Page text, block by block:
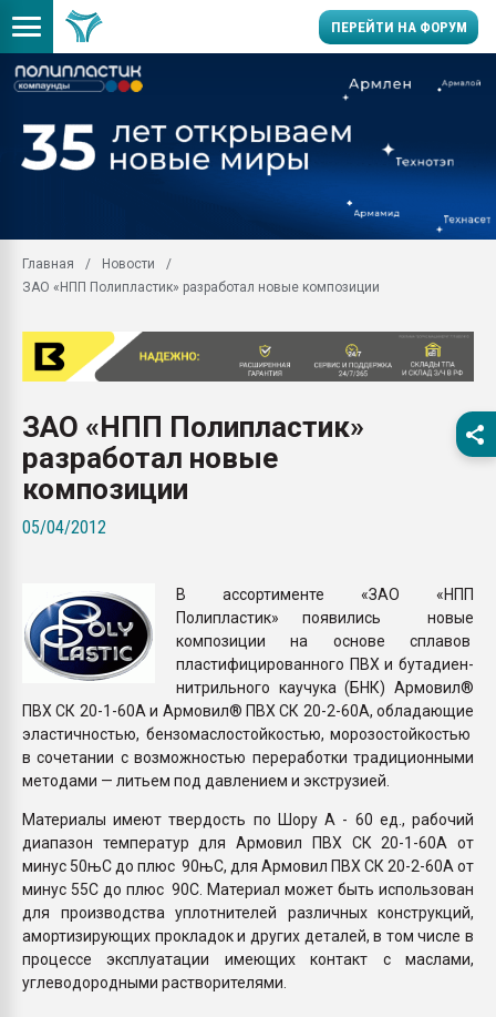
ПЕРЕЙТИ НА ФОРУМ
производство SPC
заводу пластмасс"
Подмосковье, Москва
28.07.2026
пластмасс
28.07.2026
ПЕРЕЙТИ НА
Главная
Новости
ЗАО «НПП Полипластик» разработал новые композиции
ЗАО «НПП Полипластик»
разработал новые
композиции
05/04/2012
В ассортименте «ЗАО «НПП
Полипластик» появились новые
композиции на основе сплавов
пластифицированного ПВХ и бутадиен-
нитрильного каучука (БНК) Армовил®
ПВХ СК 20-1-60А и Армовил® ПВХ СК 20-2-60А, обладающие
эластичностью, бензомаслостойкостью, морозостойкостью
в сочетании с возможностью переработки традиционными
методами — литьем под давлением и экструзией.
Материалы имеют твердость по Шору А - 60 ед., рабочий
диапазон температур для Армовил ПВХ СК 20-1-60А от
минус 50њС до плюс 90њС, для Армовил ПВХ СК 20-2-60А от
минус 55С до плюс 90С. Материал может быть использован
для производства уплотнителей различных конструкций,
амортизирующих прокладок и других деталей, в том числе в
процессе эксплуатации имеющих контакт с маслами,
углеводородными растворителями.